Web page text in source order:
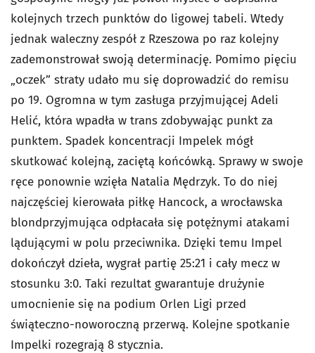
kolejnych trzech punktów do ligowej tabeli. Wtedy
jednak waleczny zespół z Rzeszowa po raz kolejny
zademonstrował swoją determinację. Pomimo pięciu
„oczek” straty udało mu się doprowadzić do remisu
po 19. Ogromna w tym zasługa przyjmującej Adeli
Helić, która wpadła w trans zdobywając punkt za
punktem. Spadek koncentracji Impelek mógł
skutkować kolejną, zaciętą końcówką. Sprawy w swoje
ręce ponownie wzięła Natalia Mędrzyk. To do niej
najczęściej kierowała piłkę Hancock, a wrocławska
blondprzyjmująca odpłacała się potężnymi atakami
lądującymi w polu przeciwnika. Dzięki temu Impel
dokończył dzieła, wygrał partię 25:21 i cały mecz w
stosunku 3:0. Taki rezultat gwarantuje drużynie
umocnienie się na podium Orlen Ligi przed
świąteczno-noworoczną przerwą. Kolejne spotkanie
Impelki rozegrają 8 stycznia.